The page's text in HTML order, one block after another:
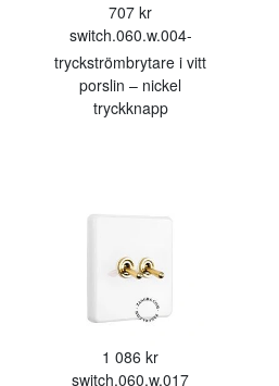
707 kr
switch.060.w.004-
tryckströmbrytare i vitt
porslin – nickel
tryckknapp
1 086 kr
switch.060.w.017